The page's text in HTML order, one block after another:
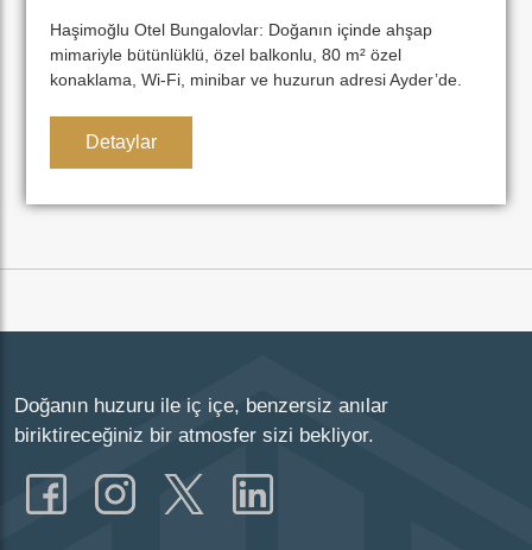
Haşimoğlu Otel Bungalovlar: Doğanın içinde ahşap
mimariyle bütünlüklü, özel balkonlu, 80 m² özel
konaklama, Wi-Fi, minibar ve huzurun adresi Ayder’de.
Detaylar
Doğanın huzuru ile iç içe, benzersiz anılar
biriktireceğiniz bir atmosfer sizi bekliyor.